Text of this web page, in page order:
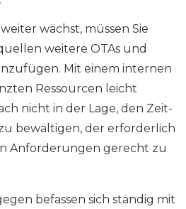
wächst, müssen Sie
weitere OTAs und
Mit einem internen
Ressourcen leicht
nicht in der Lage, den Zeit-
bewältigen, der erforderlich
Anforderungen gerecht zu
befassen sich ständig mit